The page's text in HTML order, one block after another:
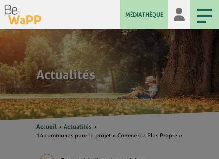
MÉDIATHÈQUE
Actualités
Accueil
Actualités
14 communes pour le projet « Commerce Plus Propre »